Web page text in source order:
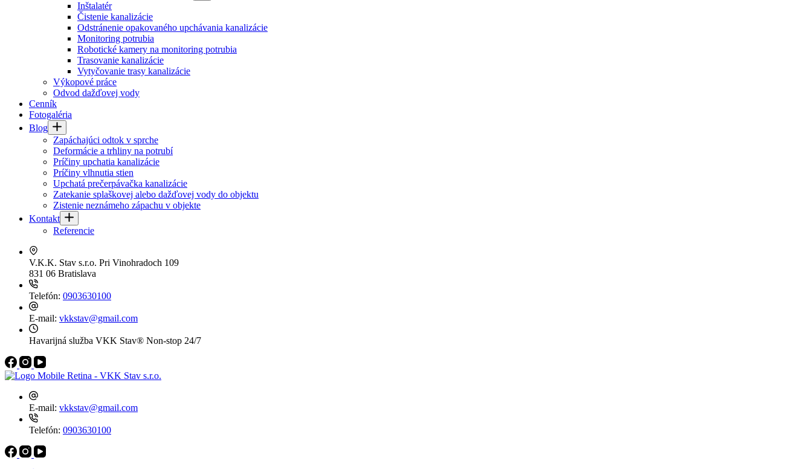
Inštalatér
Čistenie kanalizácie
Odstránenie opakovaného upchávania kanalizácie
Monitoring potrubia
Robotické kamery na monitoring potrubia
Trasovanie kanalizácie
Vytyčovanie trasy kanalizácie
Výkopové práce
Odvod dažďovej vody
Cenník
Fotogaléria
Blog
Zapáchajúci odtok v sprche
Deformácie a trhliny na potrubí
Príčiny upchatia kanalizácie
Príčiny vlhnutia stien
Upchatá prečerpávačka kanalizácie
Zatekanie splaškovej alebo dažďovej vody do objektu
Zistenie neznámeho zápachu v objekte
Kontakt
Referencie
V.K.K. Stav s.r.o. Pri Vinohradoch 109
831 06 Bratislava
Telefón: 0903630100
E-mail: vkkstav@gmail.com
Havarijná služba VKK Stav® Non-stop 24/7
E-mail: vkkstav@gmail.com
Telefón: 0903630100